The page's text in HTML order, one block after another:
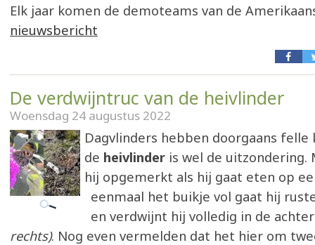
Elk jaar komen de demoteams van de
nieuwsbericht
De verdwijntruc van de heivlinder
Woensdag 24 augustus 2022
Dagvlinders hebben doorgaans felle
de heivlinder is wel de uitzondering.
hij opgemerkt als hij gaat eten op
eenmaal het buikje vol gaat hij
en verdwijnt hij volledig in de
rechts). Nog even vermelden dat het hier om